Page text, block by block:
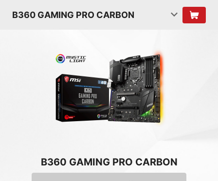
B360 GAMING PRO CARBON
B360 GAMING PRO CARBON